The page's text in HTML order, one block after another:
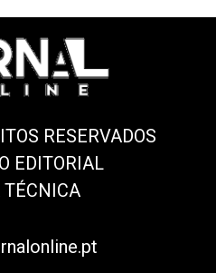
RESERVADOS
EDITORIAL
TÉCNICA